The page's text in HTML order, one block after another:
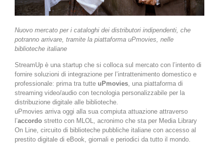
Nuovo mercato per i cataloghi dei distributori indipendenti, che
potranno arrivare, tramite la piattaforma uPmovies, nelle
biblioteche italiane
StreamUp è una startup che si colloca sul mercato con l’intento di
fornire soluzioni di integrazione per l’intrattenimento domestico e
professionale: prima tra tutte uPmovies , una piattaforma di
streaming video/audio con tecnologia personalizzabile per la
distribuzione digitale alle biblioteche.
uPmovies arriva oggi alla sua compiuta attuazione attraverso
l’accordo stretto con MLOL, acronimo che sta per Media Library
On Line, circuito di biblioteche pubbliche italiane con accesso al
prestito digitale di eBook, giornali e periodici da tutto il mondo.